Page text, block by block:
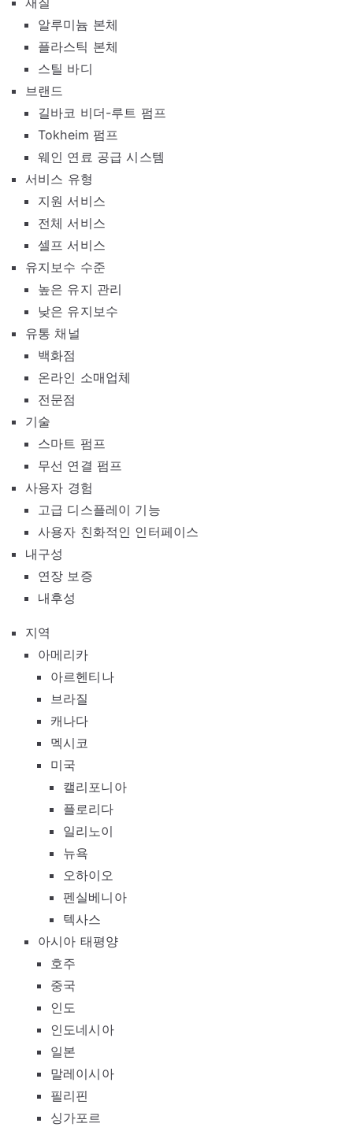
알루미늄 본체
플라스틱 본체
스틸 바디
브랜드
길바코 비더-루트 펌프
Tokheim 펌프
웨인 연료 공급 시스템
서비스 유형
지원 서비스
전체 서비스
셀프 서비스
유지보수 수준
높은 유지 관리
낮은 유지보수
유통 채널
백화점
온라인 소매업체
전문점
기술
스마트 펌프
무선 연결 펌프
사용자 경험
고급 디스플레이 기능
사용자 친화적인 인터페이스
내구성
연장 보증
내후성
지역
아메리카
아르헨티나
브라질
캐나다
멕시코
미국
캘리포니아
플로리다
일리노이
뉴욕
오하이오
펜실베니아
텍사스
아시아 태평양
호주
중국
인도
인도네시아
일본
말레이시아
필리핀
싱가포르